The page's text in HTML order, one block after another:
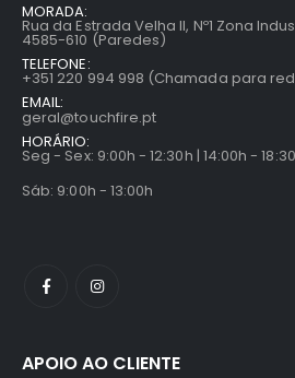
MORADA:
Rua da Estrada Velha II, Nº1 Zona
4585-610 (Paredes)
TELEFONE:
+351 220 994 998 (Chamada para
EMAIL:
geral@touchfire.pt
HORÁRIO:
Seg - Sex: 9:00h - 12:30h | 14:00h -
Sáb: 9:00h - 13:00h
APOIO AO CLIENTE